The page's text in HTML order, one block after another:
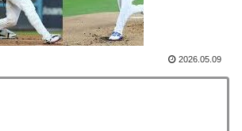
とが増えるけど結局10月には勝って終わる
本アニメはマジでぶっ飛んでる！ｗ」外国
外の反応
2026.05.09